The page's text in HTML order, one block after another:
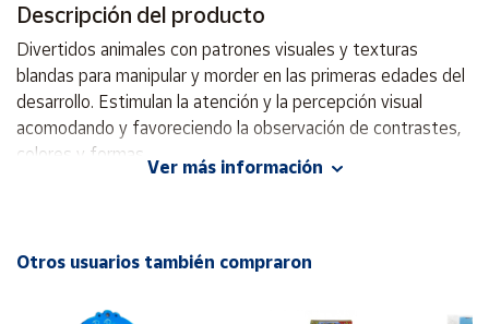
Mapa de
vendedores
Hazte
vendedor
Área
vendedor
Descripción del producto
Divertidos animales con patrones visuales y texturas
blandas para manipular y morder en las primeras edades del
desarrollo. Estimulan la atención y la percepción visual
acomodando y favoreciendo la observación de contrastes,
colores y formas.
Ver más información
Otros usuarios también compraron